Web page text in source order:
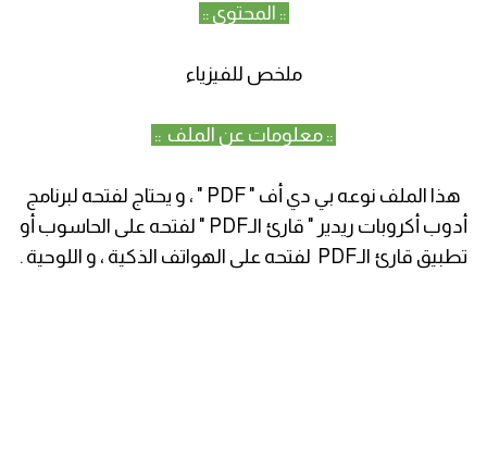
:: المحتوى ::
ملخص للفيزياء
:: معلومات عن الملف ::
هذا الملف نوعه بي دي أف " PDF " ، و يحتاج لفتحه لبرنامج
أدوب أكروبات ريدير " قارئ الـPDF " لفتحه على الحاسوب أو
تطبيق قارئ الـPDF لفتحه على الهواتف الذكية ، و اللوحية .